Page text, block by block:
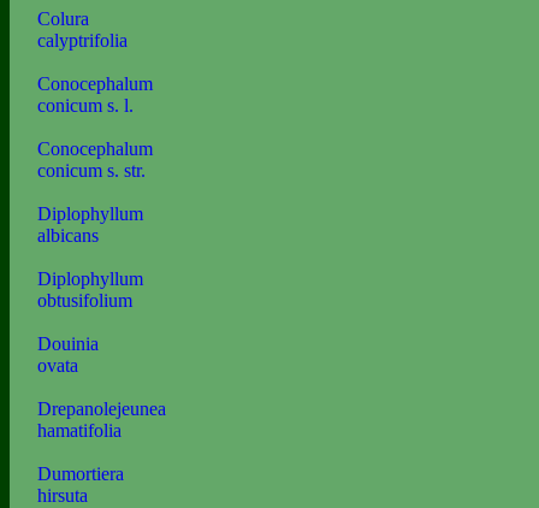
Colura
calyptrifolia
Conocephalum
conicum s. l.
Conocephalum
conicum s. str.
Diplophyllum
albicans
Diplophyllum
obtusifolium
Douinia
ovata
Drepanolejeunea
hamatifolia
Dumortiera
hirsuta